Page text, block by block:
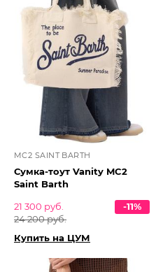
MC2 SAINT BARTH
Сумка-тоут Vanity MC2
Saint Barth
21 300 руб.
24 200 руб.
-11%
Купить на ЦУМ